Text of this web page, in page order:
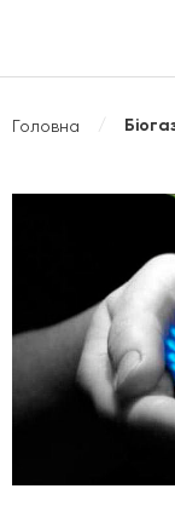
Головна